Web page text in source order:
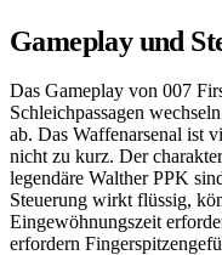
Gameplay und
Das Gameplay von 007
Schleichpassagen
ab. Das Waffenarsenal ist
nicht zu kurz. Der
legendäre Walther PPK
Steuerung wirkt flüssig,
Eingewöhnungszeit
erfordern